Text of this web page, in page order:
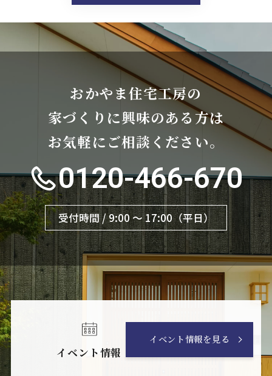
おかやま住宅工房の
家づくりに興味のある方は
お気軽にご相談ください。
0120-466-670
受付時間 / 9:00 〜 17:00（平日）
イベント情報
イベント情報を見る